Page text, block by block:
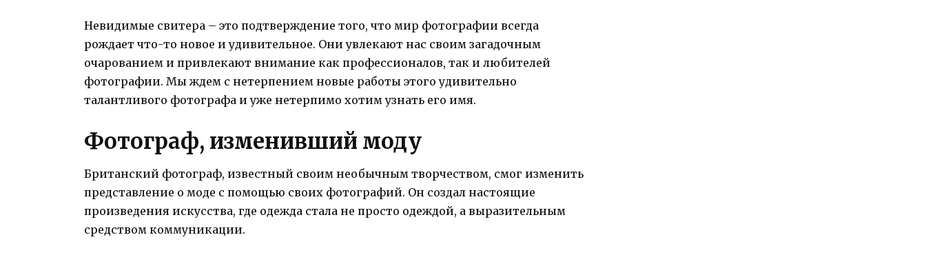
Невидимые свитера – это подтверждение того, что мир фотографии всегда
рождает что-то новое и удивительное. Они увлекают нас своим загадочным
очарованием и привлекают внимание как профессионалов, так и любителей
фотографии. Мы ждем с нетерпением новые работы этого удивительно
талантливого фотографа и уже нетерпимо хотим узнать его имя.
Фотограф, изменивший моду
Британский фотограф, известный своим необычным творчеством, смог изменить
представление о моде с помощью своих фотографий. Он создал настоящие
произведения искусства, где одежда стала не просто одеждой, а выразительным
средством коммуникации.